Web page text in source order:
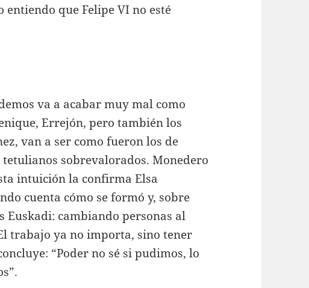
entiendo que Felipe VI no esté
va a acabar muy mal como
Errejón, pero también los
van a ser como fueron los de
sobrevalorados. Monedero
intuición la confirma Elsa
cuenta cómo se formó y, sobre
Euskadi: cambiando personas al
trabajo ya no importa, sino tener
“Poder no sé si pudimos, lo